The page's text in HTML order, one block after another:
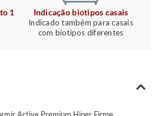
1 Indicação biotipos casais
Indicado também para casais
com biotipos diferentes